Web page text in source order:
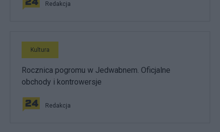
Redakcja
Kultura
Rocznica pogromu w Jedwabnem. Oficjalne
obchody i kontrowersje
Redakcja